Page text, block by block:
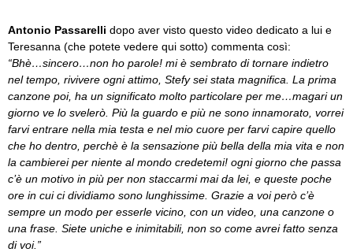
Antonio Passarelli dopo aver visto questo video dedicato a lui e
Teresanna (che potete vedere qui sotto) commenta così:
“Bhè…sincero…non ho parole! mi è sembrato di tornare indietro
nel tempo, rivivere ogni attimo, Stefy sei stata magnifica. La prima
canzone poi, ha un significato molto particolare per me…magari un
giorno ve lo svelerò. Più la guardo e più ne sono innamorato, vorrei
farvi entrare nella mia testa e nel mio cuore per farvi capire quello
che ho dentro, perchè è la sensazione più bella della mia vita e non
la cambierei per niente al mondo credetemi! ogni giorno che passa
c’è un motivo in più per non staccarmi mai da lei, e queste poche
ore in cui ci dividiamo sono lunghissime. Grazie a voi però c’è
sempre un modo per esserle vicino, con un video, una canzone o
una frase. Siete uniche e inimitabili, non so come avrei fatto senza
di voi.”